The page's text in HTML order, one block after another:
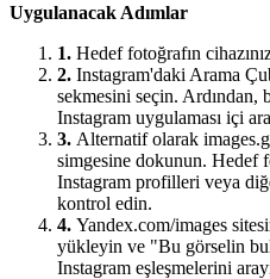
Uygulanacak Adımlar
1. Hedef fotoğrafın
2. Instagram'daki Arama
sekmesini seçin. Ardından,
Instagram uygulaması içi
3. Alternatif olarak
simgesine dokunun. Hedef
Instagram profilleri veya
kontrol edin.
4. Yandex.com/images
yükleyin ve "Bu görselin
Instagram eşleşmelerini